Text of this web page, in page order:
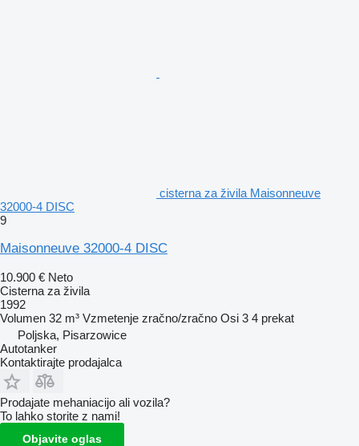
cisterna za živila Maisonneuve
32000-4 DISC
9
Maisonneuve 32000-4 DISC
10.900 € Neto
Cisterna za živila
1992
Volumen 32 m³ Vzmetenje zračno/zračno Osi 3 4 prekat
Poljska, Pisarzowice
Autotanker
Kontaktirajte prodajalca
Prodajate mehaniacijo ali vozila?
To lahko storite z nami!
Objavite oglas